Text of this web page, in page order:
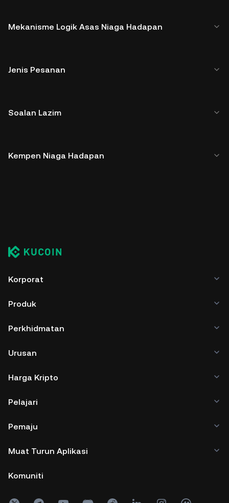
Mekanisme Logik Asas Niaga Hadapan
Jenis Pesanan
Soalan Lazim
Kempen Niaga Hadapan
Korporat
Produk
Perkhidmatan
Urusan
Harga Kripto
Pelajari
Pemaju
Muat Turun Aplikasi
Komuniti